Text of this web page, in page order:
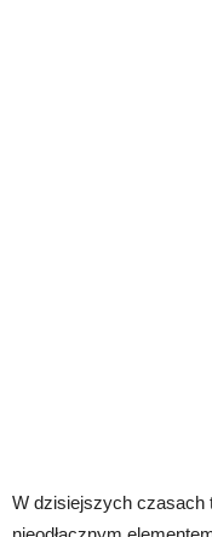
W dzisiejszych czasach